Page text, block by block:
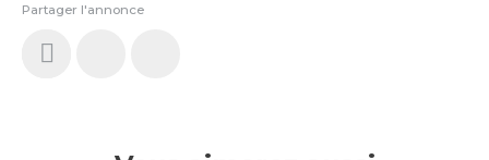
Partager l'annonce